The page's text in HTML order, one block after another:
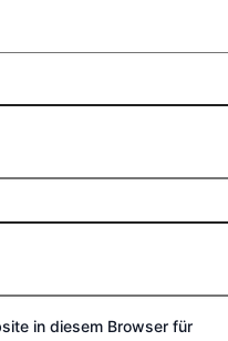
in diesem Browser für